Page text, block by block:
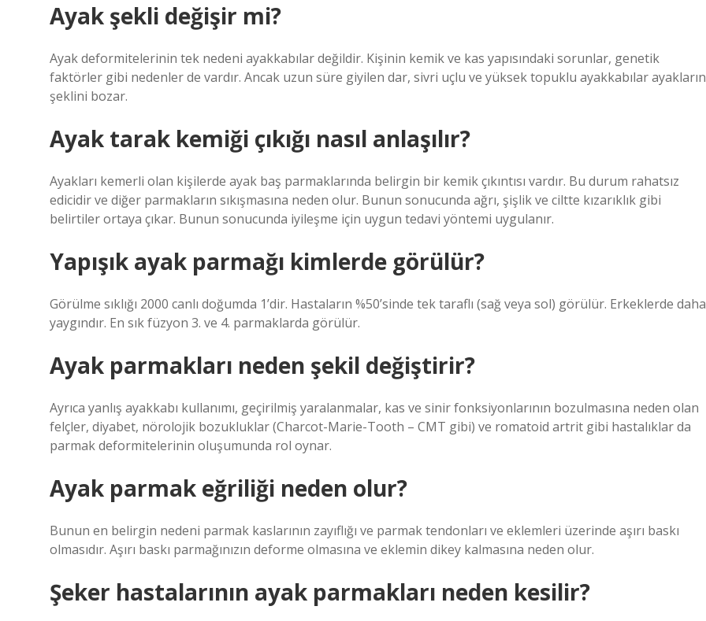
Ayak şekli değişir mi?
Ayak deformitelerinin tek nedeni ayakkabılar değildir. Kişinin kemik ve kas yapısındaki sorunlar, genetik
faktörler gibi nedenler de vardır. Ancak uzun süre giyilen dar, sivri uçlu ve yüksek topuklu ayakkabılar ayakların
şeklini bozar.
Ayak tarak kemiği çıkığı nasıl anlaşılır?
Ayakları kemerli olan kişilerde ayak baş parmaklarında belirgin bir kemik çıkıntısı vardır. Bu durum rahatsız
edicidir ve diğer parmakların sıkışmasına neden olur. Bunun sonucunda ağrı, şişlik ve ciltte kızarıklık gibi
belirtiler ortaya çıkar. Bunun sonucunda iyileşme için uygun tedavi yöntemi uygulanır.
Yapışık ayak parmağı kimlerde görülür?
Görülme sıklığı 2000 canlı doğumda 1’dir. Hastaların %50’sinde tek taraflı (sağ veya sol) görülür. Erkeklerde daha
yaygındır. En sık füzyon 3. ve 4. parmaklarda görülür.
Ayak parmakları neden şekil değiştirir?
Ayrıca yanlış ayakkabı kullanımı, geçirilmiş yaralanmalar, kas ve sinir fonksiyonlarının bozulmasına neden olan
felçler, diyabet, nörolojik bozukluklar (Charcot-Marie-Tooth – CMT gibi) ve romatoid artrit gibi hastalıklar da
parmak deformitelerinin oluşumunda rol oynar.
Ayak parmak eğriliği neden olur?
Bunun en belirgin nedeni parmak kaslarının zayıflığı ve parmak tendonları ve eklemleri üzerinde aşırı baskı
olmasıdır. Aşırı baskı parmağınızın deforme olmasına ve eklemin dikey kalmasına neden olur.
Şeker hastalarının ayak parmakları neden kesilir?